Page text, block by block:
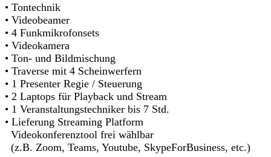
• Tontechnik
• Videobeamer
• 4 Funkmikrofonsets
• Videokamera
• Ton- und Bildmischung
• Traverse mit 4 Scheinwerfern
• 1 Presenter Regie / Steuerung
• 2 Laptops für Playback und Stream
• 1 Veranstaltungstechniker bis 7 Std.
• Lieferung Streaming Platform
Videokonferenztool frei wählbar
(z.B. Zoom, Teams, Youtube, SkypeForBusiness, etc.)